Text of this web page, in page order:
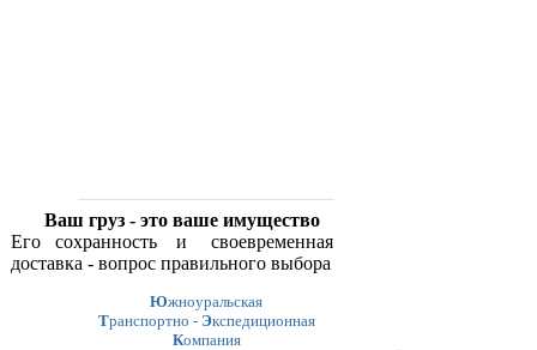
Ваш груз - это ваше имущество
Его сохранность и своевременная
доставка - вопрос правильного выбора
Южноуральская
Транспортно - Экспедиционная
Компания